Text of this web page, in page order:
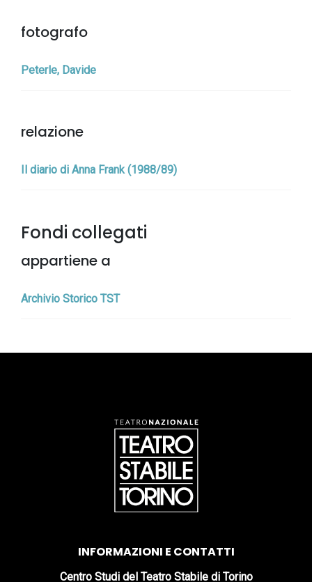
fotografo
Peterle, Davide
relazione
Il diario di Anna Frank (1988/89)
Fondi collegati
appartiene a
Archivio Storico TST
INFORMAZIONI E CONTATTI
Centro Studi del Teatro Stabile di Torino